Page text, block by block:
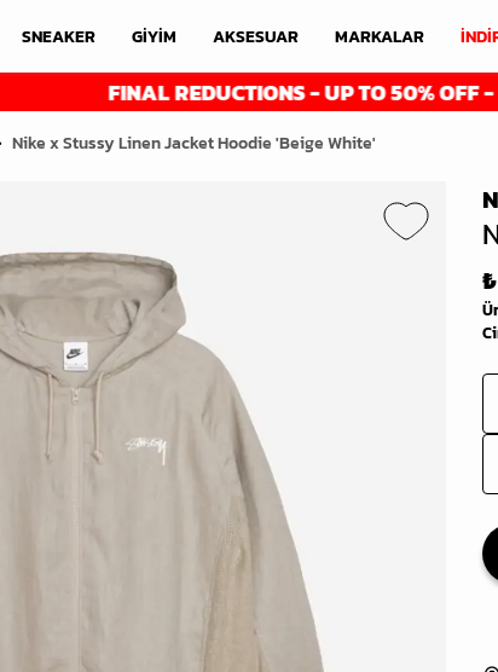
SNEAKER GİYİM AKSESUAR MARKALAR
FINAL REDUCTIONS - UP TO 50% OFF - GET IT
Nike x Stussy Linen Jacket Hoodie 'Beige White'